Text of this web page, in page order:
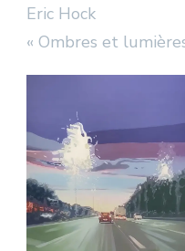
Eric Hock
« Ombres et